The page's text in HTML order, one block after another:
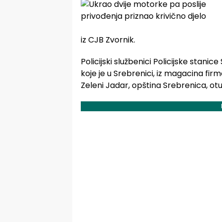
iz CJB Zvornik.
Policijski službenici Policijske
koje je u Srebrenici, iz magacina
Zeleni Jadar, opština Srebrenica,